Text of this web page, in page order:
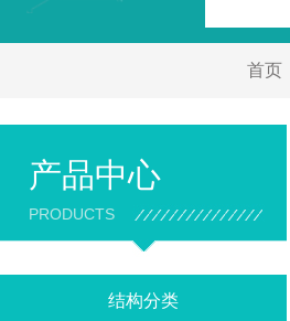
首页
产品中心
PRODUCTS
结构分类